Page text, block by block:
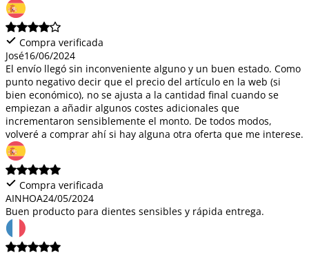
Compra verificada
José16/06/2024
El envío llegó sin inconveniente alguno y un buen estado. Como
punto negativo decir que el precio del artículo en la web (si
bien económico), no se ajusta a la cantidad final cuando se
empiezan a añadir algunos costes adicionales que
incrementaron sensiblemente el monto. De todos modos,
volveré a comprar ahí si hay alguna otra oferta que me interese.
Compra verificada
AINHOA24/05/2024
Buen producto para dientes sensibles y rápida entrega.